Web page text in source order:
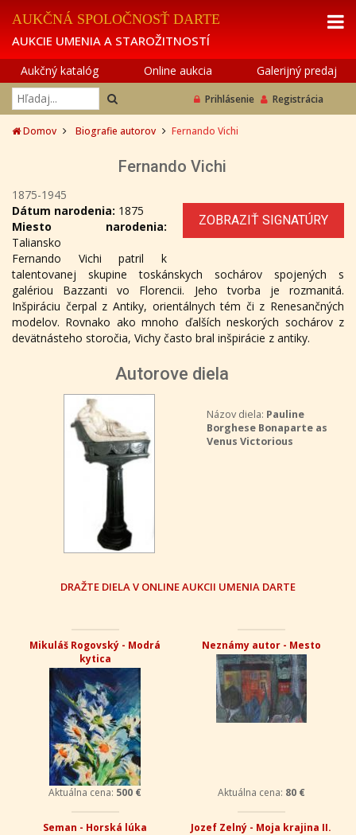
AUKČNÁ SPOLOČNOSŤ DARTE
AUKCIE UMENIA A STAROŽITNOSTÍ
Aukčný katalóg Online aukcia Galerijný predaj
Prihlásenie Registrácia
Domov Biografie autorov Fernando Vichi
Fernando Vichi
1875-1945
ZOBRAZIŤ SIGNATÚRY
Dátum narodenia: 1875
Miesto narodenia:
Taliansko
Fernando Vichi patril k
talentovanej skupine toskánskych sochárov spojených s
galériou Bazzanti vo Florencii. Jeho tvorba je rozmanitá.
Inšpiráciu čerpal z Antiky, orientálnych tém či z Renesančných
modelov. Rovnako ako mnoho ďalších neskorých sochárov z
devätnásteho storočia, Vichy často bral inšpirácie z antiky.
Autorove diela
Názov diela: Pauline
Borghese Bonaparte as
Venus Victorious
DRAŽTE DIELA V ONLINE AUKCII UMENIA DARTE
Mikuláš Rogovský - Modrá
kytica
Aktuálna cena: 500 €
Neznámy autor - Mesto
Aktuálna cena: 80 €
Seman - Horská lúka Jozef Zelný - Moja krajina II.